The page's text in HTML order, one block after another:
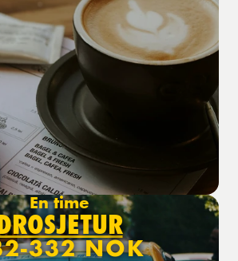
En time
332 NOK